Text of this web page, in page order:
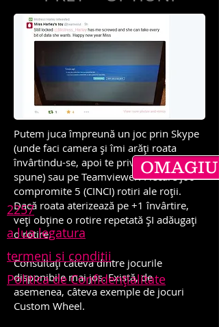
Putem juca împreună un joc prin Skype
(unde faci camera și îmi arăți roata
învârtindu-se, apoi te privesc cum faci ce
spune) sau pe Teamviewer. Fiecare joc
compromite 5 (CINCI) rotiri ale roții.
Dacă roata aterizează pe +1 învârtire,
veți obține o rotire repetată ȘI adăugați
o rotire.
Consultați câteva dintre jocurile
disponibile mai jos. Există, de
asemenea, câteva exemple de jocuri
Custom Wheel.
OMAGIU
2257
a lua legatura
termeni si conditii
Politica de Confidențialitate